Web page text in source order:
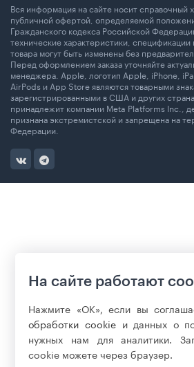
Вся информация на сайте носит справочный
публичной офертой, определяемой
Гражданского кодекса Российской
технические характеристики, спецификации
товара могут быть изменены без
Перед оформлением заказа уточняйте
менеджера. Apple, логотип Apple, iPhone,
AirPods и App Store являются товарными
зарегистрированными в США и других
принадлежит компании Meta Platforms Inc.,
признана экстремистской и запрещена на
Федерации.
На сайте работают
Нажмите «ОК», если вы
обработки cookie и данных о
нужных нам для аналитики.
cookie можете через браузер.